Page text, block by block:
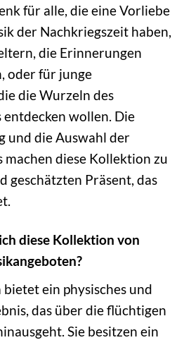
für alle, die eine Vorliebe
der Nachkriegszeit haben,
die Erinnerungen
oder für junge
die Wurzeln des
entdecken wollen. Die
und die Auswahl der
machen diese Kollektion zu
geschätzten Präsent, das
diese Kollektion von
ein physisches und
das über die flüchtigen
Sie besitzen ein